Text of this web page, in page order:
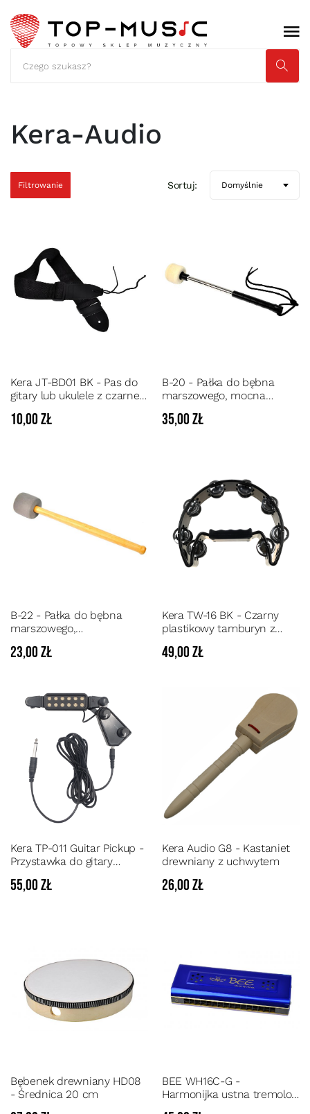
Kera-Audio
Filtrowanie Sortuj: Domyślnie
Kera JT-BD01 BK - Pas do
gitary lub ukulele z czarnej
10,00 zł
B-20 - Pałka do bębna
marszowego, mocna
35,00 zł
B-22 - Pałka do bębna
marszowego,
23,00 zł
Kera TW-16 BK - Czarny
plastikowy tamburyn z
jinglami
49,00 zł
Kera TP-011 Guitar Pickup -
Przystawka do gitary
barwy i głośności
55,00 zł
Kera Audio G8 - Kastaniet
drewniany z uchwytem
26,00 zł
Bębenek drewniany HD08
- Średnica 20 cm
BEE WH16C-G -
Harmonijka ustna tremolo